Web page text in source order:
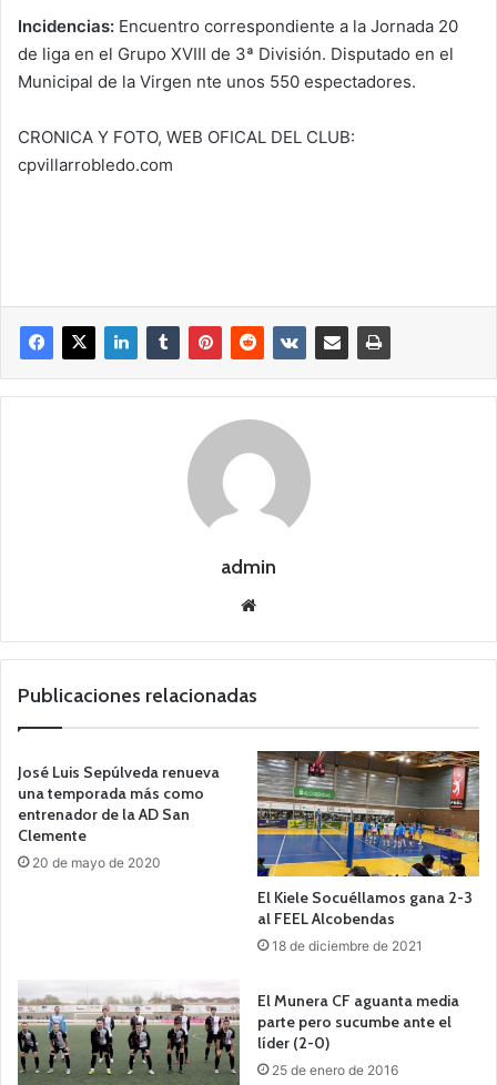
Incidencias: Encuentro correspondiente a la Jornada 20
de liga en el Grupo XVIII de 3ª División. Disputado en el
Municipal de la Virgen nte unos 550 espectadores.
CRONICA Y FOTO, WEB OFICAL DEL CLUB:
cpvillarrobledo.com
admin
we
Publicaciones relacionadas
José Luis Sepúlveda renueva
una temporada más como
entrenador de la AD San
Clemente
20 de mayo de 2020
El Kiele Socuéllamos gana 2-3
al FEEL Alcobendas
18 de diciembre de 2021
El Munera CF aguanta media
parte pero sucumbe ante el
líder (2-0)
25 de enero de 2016